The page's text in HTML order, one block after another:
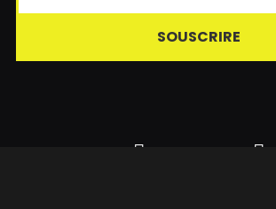
SOUSCRIRE